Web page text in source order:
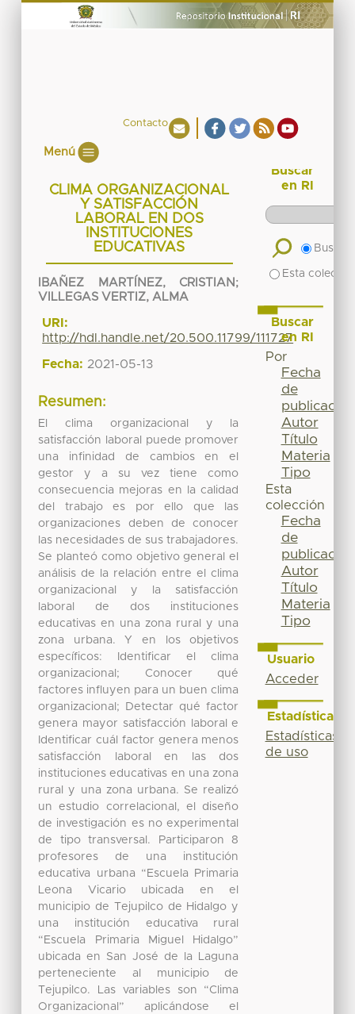
Contacto
Menú
CLIMA ORGANIZACIONAL
Y SATISFACCIÓN
LABORAL EN DOS
INSTITUCIONES
EDUCATIVAS
IBAÑEZ MARTÍNEZ, CRISTIAN ;
VILLEGAS VERTIZ, ALMA
URI:
http://hdl.handle.net/20.500.11799/111727
Fecha: 2021-05-13
Resumen:
El clima organizacional y la
satisfacción laboral puede promover
una infinidad de cambios en el
gestor y a su vez tiene como
consecuencia mejoras en la calidad
del trabajo es por ello que las
organizaciones deben de conocer
las necesidades de sus trabajadores.
Se planteó como objetivo general el
análisis de la relación entre el clima
organizacional y la satisfacción
laboral de dos instituciones
educativas en una zona rural y una
zona urbana. Y en los objetivos
específicos: Identificar el clima
organizacional; Conocer qué
factores influyen para un buen clima
organizacional; Detectar qué factor
genera mayor satisfacción laboral e
Identificar cuál factor genera menos
satisfacción laboral en las dos
instituciones educativas en una zona
rural y una zona urbana. Se realizó
un estudio correlacional, el diseño
de investigación es no experimental
de tipo transversal. Participaron 8
profesores de una institución
educativa urbana “Escuela Primaria
Leona Vicario ubicada en el
municipio de Tejupilco de Hidalgo y
una institución educativa rural
“Escuela Primaria Miguel Hidalgo”
ubicada en San José de la Laguna
perteneciente al municipio de
Tejupilco. Las variables son “Clima
Organizacional” aplicándose el
Buscar
en RI
Buscar
Esta
Buscar
en RI
Por
Fecha
de
publicación
Autor
Título
Materia
Tipo
Esta
colección
Fecha
de
publicación
Autor
Título
Materia
Tipo
Usuario
Acceder
Estadísticas
Estadísticas
de uso